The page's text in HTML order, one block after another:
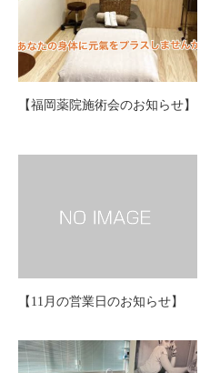
【福岡薬院施術会のお知らせ】
【11月の営業日のお知らせ】